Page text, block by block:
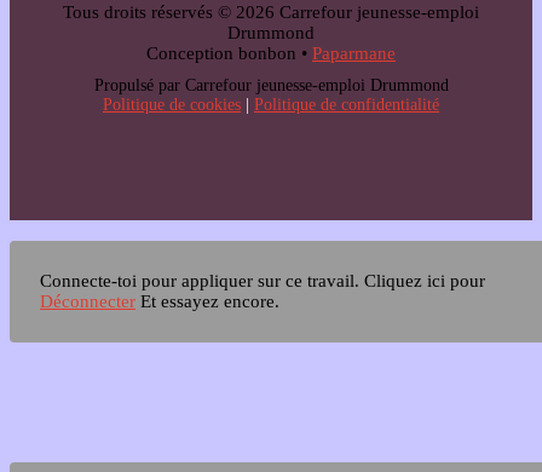
Tous droits réservés © 2026 Carrefour jeunesse-emploi
Drummond
Conception bonbon • Paparmane
Propulsé par Carrefour jeunesse-emploi Drummond
Politique de cookies | Politique de confidentialité
Connecte-toi pour appliquer sur ce travail. Cliquez ici pour
Déconnecter Et essayez encore.